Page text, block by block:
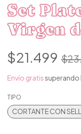
Set
Virgen
$21.499
Envío gratis superando
TIPO
CORTANTE CON